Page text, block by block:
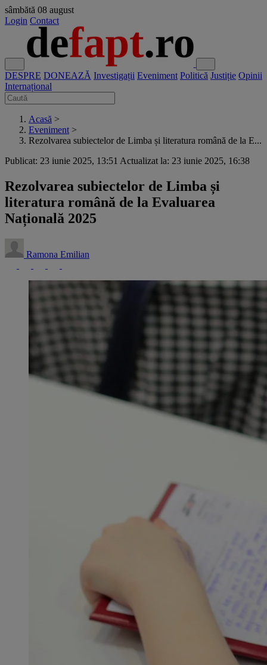
sâmbătă 08 august
Login Contact
DESPRE DONEAZĂ Investigații Eveniment Politică Justiție Opinii
Internațional
Acasă >
Eveniment >
Rezolvarea subiectelor de Limba și literatura română de la E...
Publicat: 23 iunie 2025, 13:51 Actualizat la: 23 iunie 2025, 16:38
Rezolvarea subiectelor de Limba și
literatura română de la Evaluarea
Națională 2025
Ramona Emilian